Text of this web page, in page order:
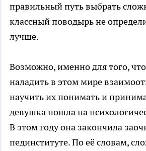
правильный путь выбрать
классный поводырь не
лучше.
Возможно, именно для того,
наладить в этом мире
научить их понимать и
девушка пошла на
В этом году она закончила
пединституте. По её словам,